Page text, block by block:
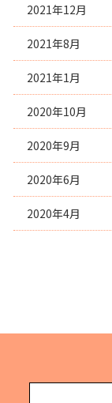
2021年12月
2021年8月
2021年1月
2020年10月
2020年9月
2020年6月
2020年4月